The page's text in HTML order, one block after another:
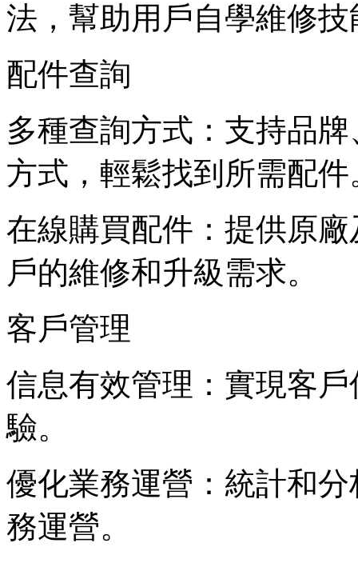
法，幫助用戶自學維修技
配件查詢
多種查詢方式：支持品
方式，輕鬆找到所需配件
在線購買配件：提供原
戶的維修和升級需求。
客戶管理
信息有效管理：實現客
驗。
優化業務運營：統計和
務運營。